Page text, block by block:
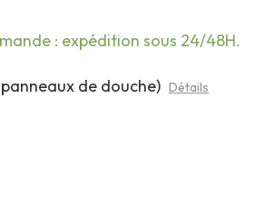
: expédition sous 24/48H.
de douche) Détails